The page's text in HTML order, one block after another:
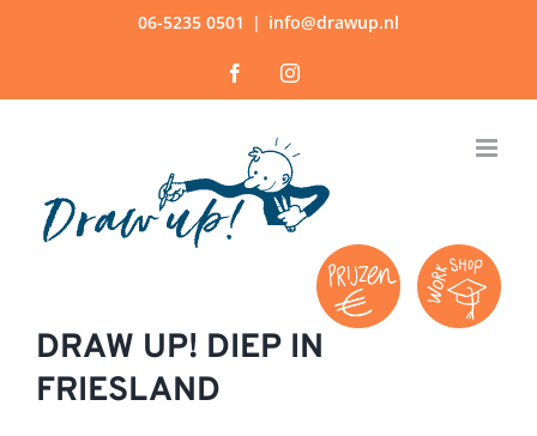
06-5235 0501 | info@drawup.nl
FacebookInstagram
DRAW UP! DIEP IN
FRIESLAND